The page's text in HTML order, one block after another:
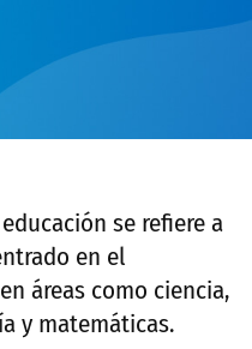
se refiere a
en el
áreas como ciencia,
y matemáticas.